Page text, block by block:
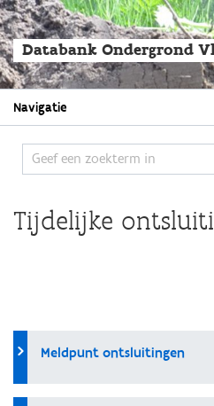
Databank Ondergrond
Main
navigation
Navigatie
Tijdelijke
Meldpunt ontsluitingen